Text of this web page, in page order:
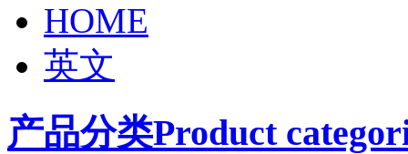
HOME
英文
产品分类Product